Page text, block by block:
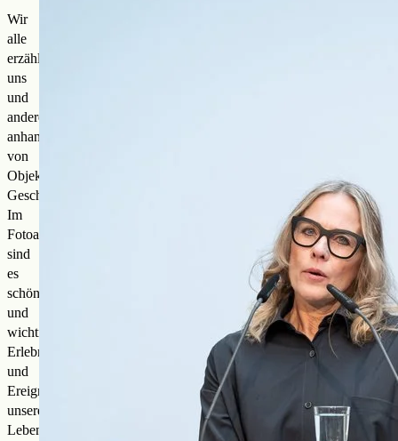
Wir
alle
erzählen
uns
und
anderen
anhand
von
Objekten
Geschichten.
Im
Fotoalbum
sind
es
schöne
und
wichtige
Erlebnisse
und
Ereignisse
unseres
Lebens,